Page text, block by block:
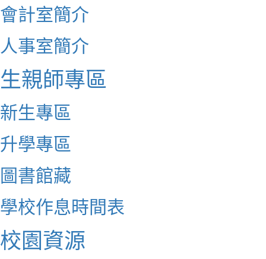
會計室簡介
人事室簡介
生親師專區
新生專區
升學專區
圖書館藏
學校作息時間表
校園資源